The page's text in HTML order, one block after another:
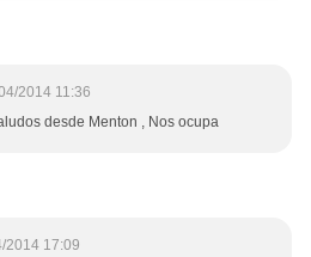
2014 11:36
desde Menton , Nos ocupa
2014 17:09